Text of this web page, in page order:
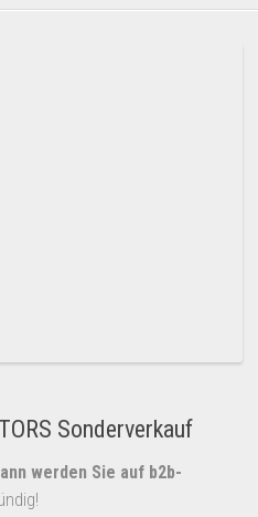
Sonderverkauf
werden Sie auf b2b-